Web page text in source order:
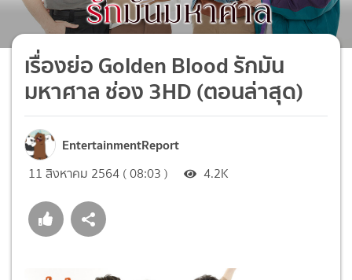
เรื่องย่อ Golden Blood รักมัน
มหาศาล ช่อง 3HD (ตอนล่าสุด)
EntertainmentReport
11 สิงหาคม 2564 ( 08:03 ) 4.2K